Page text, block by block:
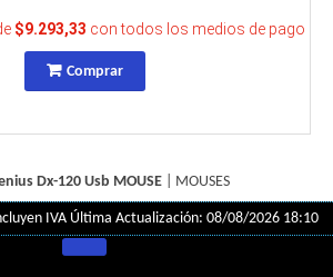
$9.293,33 con todos los medios de pago
Comprar
Dx-120 Usb MOUSE MOUSES
IVA Última Actualización: 08/08/2026 18:10